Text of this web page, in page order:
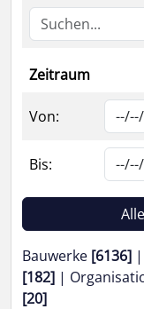
Zeitraum
Von:
Bis:
Bauwerke [6136]
[182]
[20]